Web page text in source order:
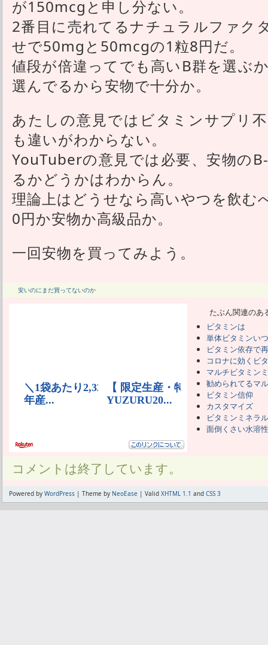
が150mcgと申し分ない。
2番目に売れてるナチュラルファク
せで50mgと50mcgの1粒8円だ。
値段が倍違ってでも高いB群を選ぶ
選んでるから安物で十分か。
あたしの意見ではビタミンサプリ
も違いがわからない。
YouTuberの意見では必要、安物の
るかどうかはわからん。
理論上はどうせなら高いやつを飲む
0円か安物か高級品か。
一回安物を買ってみよう。
安いのにまだ買ってないのか
たぶん関連のあ
ビタミンは
単体ビタミンい
ビタミン依存で
コロナに効くビ
マルチビタミン
勧められてるマ
ビタミン信仰
カスタマイズ
ビタミンミネラ
面倒くさい水溶
コメントは終了しています。
Powered by WordPress | Theme by NeoEase | Valid XHTML 1.1 and CSS 3